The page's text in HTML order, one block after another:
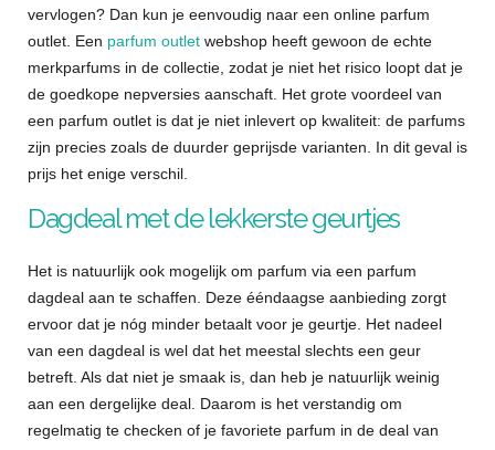
vervlogen? Dan kun je eenvoudig naar een online parfum
outlet. Een parfum outlet webshop heeft gewoon de echte
merkparfums in de collectie, zodat je niet het risico loopt dat je
de goedkope nepversies aanschaft. Het grote voordeel van
een parfum outlet is dat je niet inlevert op kwaliteit: de parfums
zijn precies zoals de duurder geprijsde varianten. In dit geval is
prijs het enige verschil.
Dagdeal met de lekkerste geurtjes
Het is natuurlijk ook mogelijk om parfum via een parfum
dagdeal aan te schaffen. Deze ééndaagse aanbieding zorgt
ervoor dat je nóg minder betaalt voor je geurtje. Het nadeel
van een dagdeal is wel dat het meestal slechts een geur
betreft. Als dat niet je smaak is, dan heb je natuurlijk weinig
aan een dergelijke deal. Daarom is het verstandig om
regelmatig te checken of je favoriete parfum in de deal van